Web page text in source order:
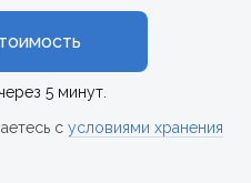
5 минут.
с условиями хранения